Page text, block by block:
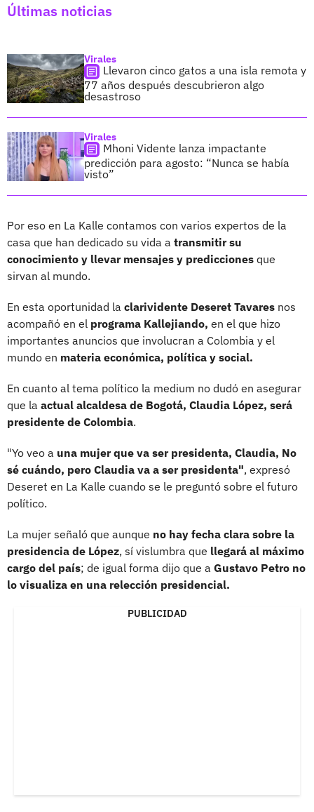
Últimas noticias
Virales
Llevaron cinco gatos a una isla remota y
77 años después descubrieron algo
desastroso
Virales
Mhoni Vidente lanza impactante
predicción para agosto: “Nunca se había
visto”
Por eso en La Kalle contamos con varios expertos de la
casa que han dedicado su vida a transmitir su
conocimiento y llevar mensajes y predicciones que
sirvan al mundo.
En esta oportunidad la clarividente Deseret Tavares nos
acompañó en el programa Kallejiando, en el que hizo
importantes anuncios que involucran a Colombia y el
mundo en materia económica, política y social.
En cuanto al tema político la medium no dudó en asegurar
que la actual alcaldesa de Bogotá, Claudia López, será
presidente de Colombia.
"Yo veo a una mujer que va ser presidenta, Claudia, No
sé cuándo, pero Claudia va a ser presidenta", expresó
Deseret en La Kalle cuando se le preguntó sobre el futuro
político.
La mujer señaló que aunque no hay fecha clara sobre la
presidencia de López, sí vislumbra que llegará al máximo
cargo del país; de igual forma dijo que a Gustavo Petro no
lo visualiza en una relección presidencial.
PUBLICIDAD